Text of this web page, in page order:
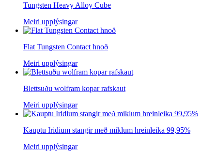
Tungsten Heavy Alloy Cube
Meiri upplýsingar
Flat Tungsten Contact hnoð
Meiri upplýsingar
Blettsuðu wolfram kopar rafskaut
Meiri upplýsingar
Kauptu Iridium stangir með miklum hreinleika 99,95%
Meiri upplýsingar